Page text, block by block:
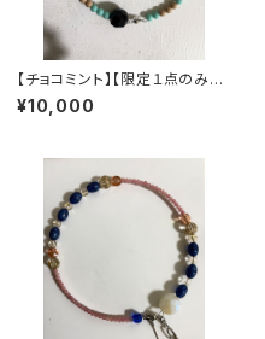
【チョコミント】【限定１点のみ、
再販の予定はありません】ヴィン
テージパーツで作った丸型3wa
¥10,000